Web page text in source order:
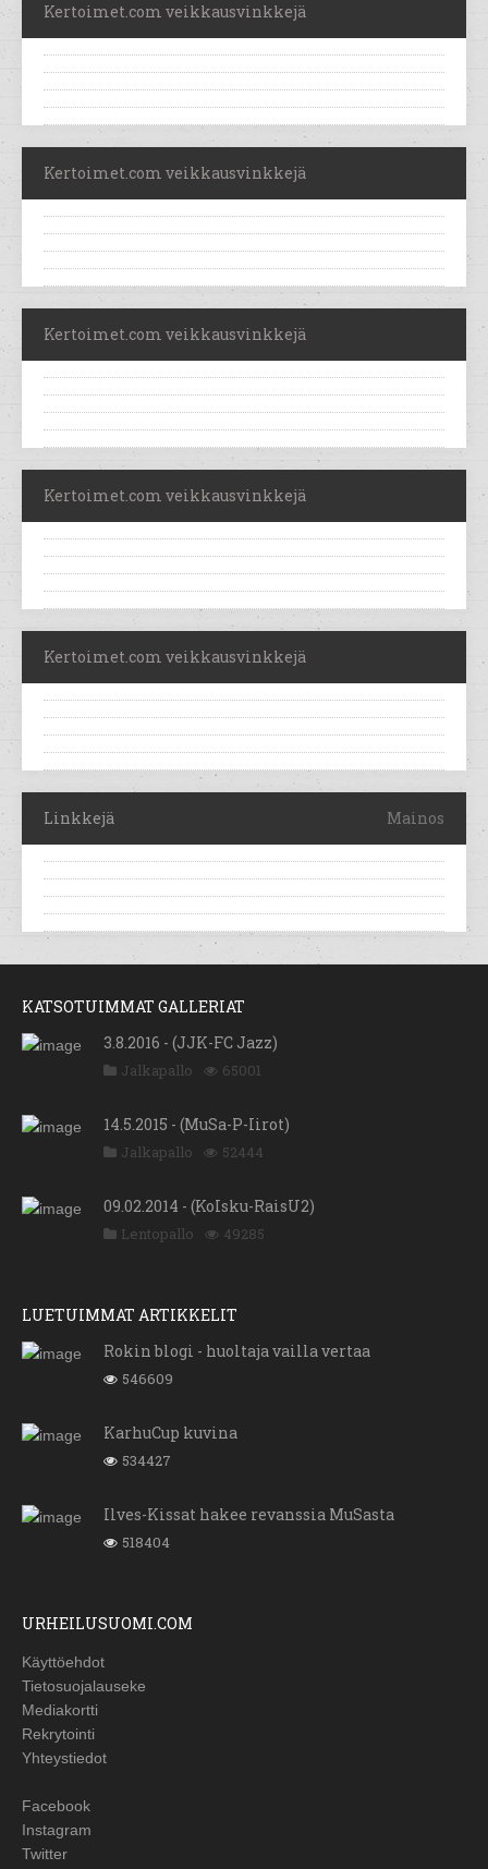
Kertoimet.com veikkausvinkkejä
Kertoimet.com veikkausvinkkejä
Kertoimet.com veikkausvinkkejä
Kertoimet.com veikkausvinkkejä
Kertoimet.com veikkausvinkkejä
Linkkejä Mainos
KATSOTUIMMAT GALLERIAT
3.8.2016 - (JJK-FC Jazz)
Jalkapallo 65001
14.5.2015 - (MuSa-P-Iirot)
Jalkapallo 52444
09.02.2014 - (KoIsku-RaisU2)
Lentopallo 49285
LUETUIMMAT ARTIKKELIT
Rokin blogi - huoltaja vailla vertaa
546609
KarhuCup kuvina
534427
Ilves-Kissat hakee revanssia MuSasta
518404
URHEILUSUOMI.COM
Käyttöehdot
Tietosuojalauseke
Mediakortti
Rekrytointi
Yhteystiedot
Facebook
Instagram
Twitter